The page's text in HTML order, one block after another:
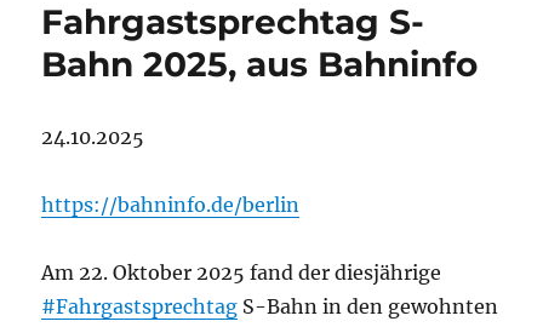
Fahrgastsprechtag S-
Bahn 2025, aus Bahninfo
24.10.2025
https://bahninfo.de/berlin
Am 22. Oktober 2025 fand der diesjährige
#Fahrgastsprechtag S-Bahn in den gewohnten